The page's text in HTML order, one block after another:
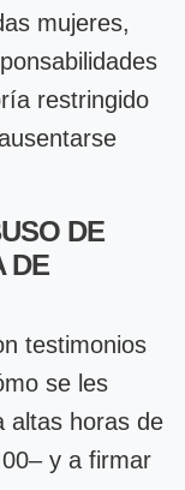
mujeres,
restringido
DE
DE
testimonios
se les
altas horas de
y a firmar